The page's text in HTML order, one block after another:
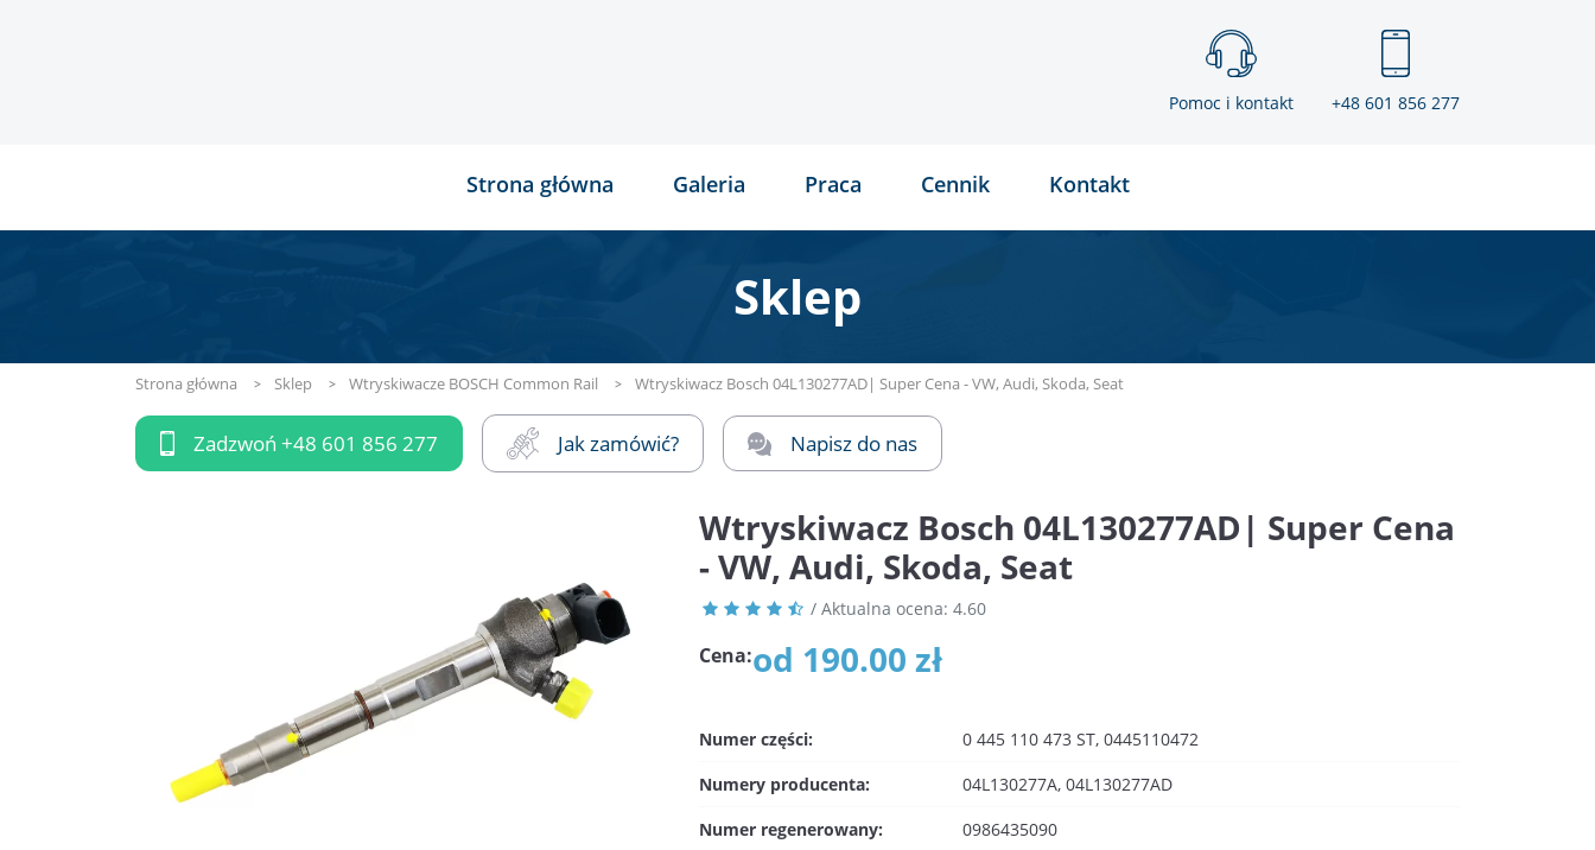
Pomoc i kontakt +48 601 856 277
Strona główna Galeria Praca Cennik Kontakt
Sklep
Strona główna Sklep Wtryskiwacze BOSCH Common Rail Wtryskiwacz Bosch 04L130277AD| Super Cena - VW, Audi, Skoda, Seat
Zadzwoń +48 601 856 277 Jak zamówić? Napisz do nas
Wtryskiwacz Bosch 04L130277AD| Super Cena
- VW, Audi, Skoda, Seat
/ Aktualna ocena: 4.60
Cena:od 190.00 zł
Numer części:
0 445 110 473 ST, 0445110472
Numery producenta:
04L130277A, 04L130277AD
Numer regenerowany:
0986435090